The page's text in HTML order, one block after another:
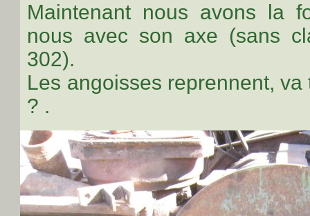
Maintenant nous avons la
nous avec son axe (sans
302).
Les angoisses reprennent,
? .